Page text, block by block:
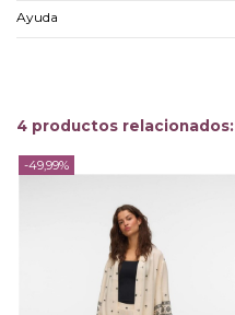
Ayuda
4 productos relacionados:
-49,99%